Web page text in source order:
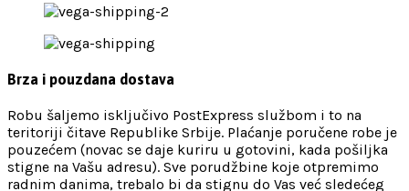
Brza i pouzdana dostava
Robu šaljemo isključivo PostExpress službom i to na
teritoriji čitave Republike Srbije. Plaćanje poručene robe je
pouzećem (novac se daje kuriru u gotovini, kada pošiljka
stigne na Vašu adresu). Sve porudžbine koje otpremimo
radnim danima, trebalo bi da stignu do Vas već sledećeg